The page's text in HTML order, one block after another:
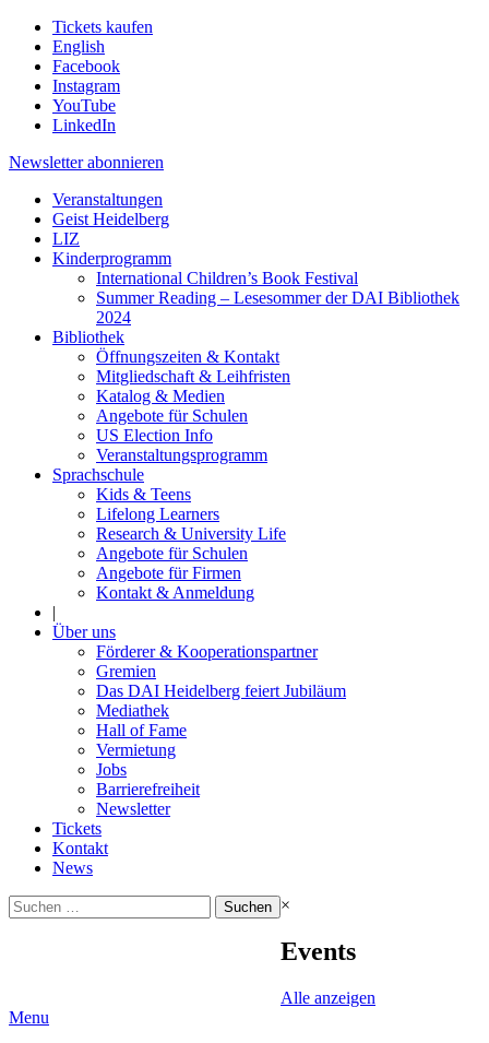
Tickets kaufen
English
Facebook
Instagram
YouTube
LinkedIn
Newsletter abonnieren
Veranstaltungen
Geist Heidelberg
LIZ
Kinderprogramm
International Children’s Book Festival
Summer Reading – Lesesommer der DAI Bibliothek
2024
Bibliothek
Öffnungszeiten & Kontakt
Mitgliedschaft & Leihfristen
Katalog & Medien
Angebote für Schulen
US Election Info
Veranstaltungsprogramm
Sprachschule
Kids & Teens
Lifelong Learners
Research & University Life
Angebote für Schulen
Angebote für Firmen
Kontakt & Anmeldung
|
Über uns
Förderer & Kooperationspartner
Gremien
Das DAI Heidelberg feiert Jubiläum
Mediathek
Hall of Fame
Vermietung
Jobs
Barrierefreiheit
Newsletter
Tickets
Kontakt
News
Suchen
nach:
×
Events
Alle anzeigen
Menu